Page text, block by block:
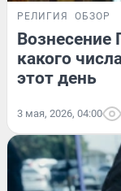
РЕЛИГИЯ ОБЗОР
Вознесение
какого
этот день
3 мая, 2026, 04:00